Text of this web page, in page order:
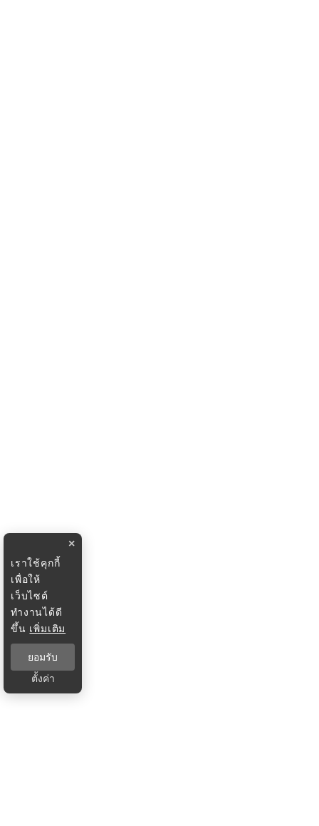
×
เราใช้คุกกี้
เพื่อให้
เว็บไซต์
ทำงานได้ดี
ขึ้น เพิ่มเติม
ยอมรับ
ตั้งค่า